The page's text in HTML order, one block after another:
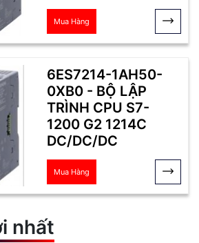
Mua Hàng
6ES7214-1AH50-
0XB0 - BỘ LẬP
TRÌNH CPU S7-
1200 G2 1214C
DC/DC/DC
Mua Hàng
nhất